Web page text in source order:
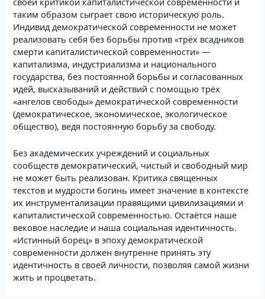
таким образом сыграет свою историческую роль.
Индивид демократической современности не может
реализовать себя без борьбы против «трёх всадников
смерти капиталистической современности» —
капитализма, индустриализма и национального
государства, без постоянной борьбы и согласованных
идей, высказываний и действий с помощью трёх
«ангелов свободы» демократической современности
(демократическое, экономическое, экологическое
общество), ведя постоянную борьбу за свободу.
Без академических учреждений и социальных
сообществ демократический, чистый и свободный мир
не может быть реализован. Критика священных
текстов и мудрости богинь имеет значение в контексте
их инструментализации правящими цивилизациями и
капиталистической современностью. Остаётся наше
вековое наследие и наша социальная идентичность.
«Истинный борец» в эпоху демократической
современности должен внутренне принять эту
идентичность в своей личности, позволяя самой жизни
жить и процветать.